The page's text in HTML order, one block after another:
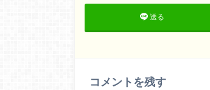
送る
コメントを残す